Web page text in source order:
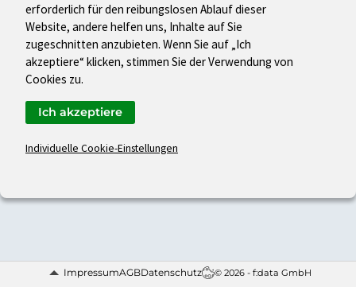
ImpressumAGBDatenschutz © 2026 - f:data GmbH
erforderlich für den reibungslosen Ablauf dieser
Website, andere helfen uns, Inhalte auf Sie
zugeschnitten anzubieten. Wenn Sie auf „Ich
akzeptiere“ klicken, stimmen Sie der Verwendung von
Cookies zu.
Individuelle Cookie-Einstellungen
Ich akzeptiere